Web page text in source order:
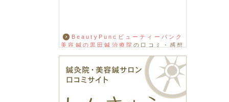
BeautyPuncビューティーパンク
美容鍼の黒田鍼治療院の口コミ・感想